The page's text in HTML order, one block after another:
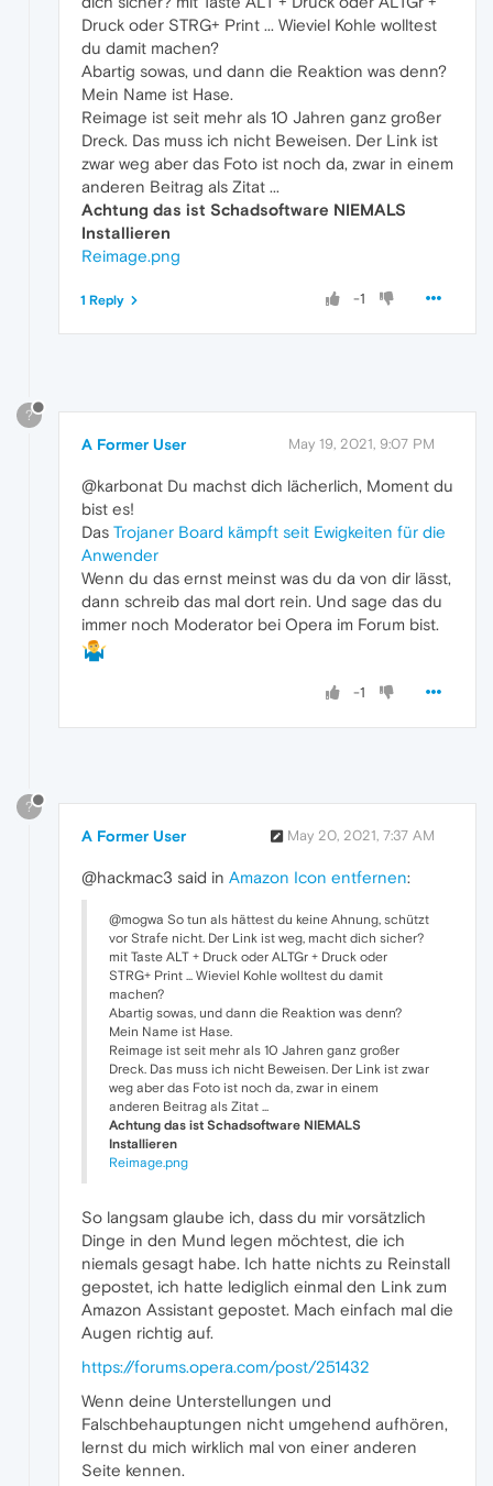
Druck oder STRG+ Print ... Wieviel Kohle wolltest
du damit machen?
Abartig sowas, und dann die Reaktion was denn?
Mein Name ist Hase.
Reimage ist seit mehr als 10 Jahren ganz großer
Dreck. Das muss ich nicht Beweisen. Der Link ist
zwar weg aber das Foto ist noch da, zwar in einem
anderen Beitrag als Zitat ...
Achtung das ist Schadsoftware NIEMALS
Installieren
Reimage.png
-1
1 Reply
?
A Former User May 19, 2021, 9:07 PM
@karbonat Du machst dich lächerlich, Moment du
bist es!
Das Trojaner Board kämpft seit Ewigkeiten für die
Anwender
Wenn du das ernst meinst was du da von dir lässt,
dann schreib das mal dort rein. Und sage das du
immer noch Moderator bei Opera im Forum bist.
-1
?
A Former User May 20, 2021, 7:37 AM
@hackmac3 said in Amazon Icon entfernen:
@mogwa So tun als hättest du keine Ahnung, schützt
vor Strafe nicht. Der Link ist weg, macht dich sicher?
mit Taste ALT + Druck oder ALTGr + Druck oder
STRG+ Print ... Wieviel Kohle wolltest du damit
machen?
Abartig sowas, und dann die Reaktion was denn?
Mein Name ist Hase.
Reimage ist seit mehr als 10 Jahren ganz großer
Dreck. Das muss ich nicht Beweisen. Der Link ist zwar
weg aber das Foto ist noch da, zwar in einem
anderen Beitrag als Zitat ...
Achtung das ist Schadsoftware NIEMALS
Installieren
Reimage.png
So langsam glaube ich, dass du mir vorsätzlich
Dinge in den Mund legen möchtest, die ich
niemals gesagt habe. Ich hatte nichts zu Reinstall
gepostet, ich hatte lediglich einmal den Link zum
Amazon Assistant gepostet. Mach einfach mal die
Augen richtig auf.
https://forums.opera.com/post/251432
Wenn deine Unterstellungen und
Falschbehauptungen nicht umgehend aufhören,
lernst du mich wirklich mal von einer anderen
Seite kennen.